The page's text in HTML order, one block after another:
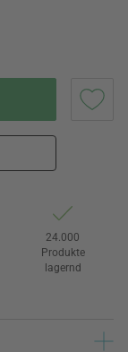
24.000
Produkte
lagernd